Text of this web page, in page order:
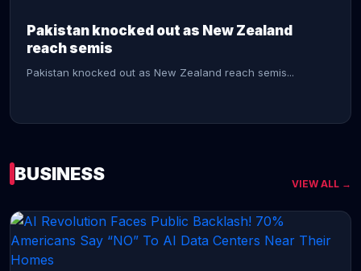
Pakistan knocked out as New Zealand
reach semis
Pakistan knocked out as New Zealand reach semis...
CONTINUE READING →
BUSINESS VIEW ALL →